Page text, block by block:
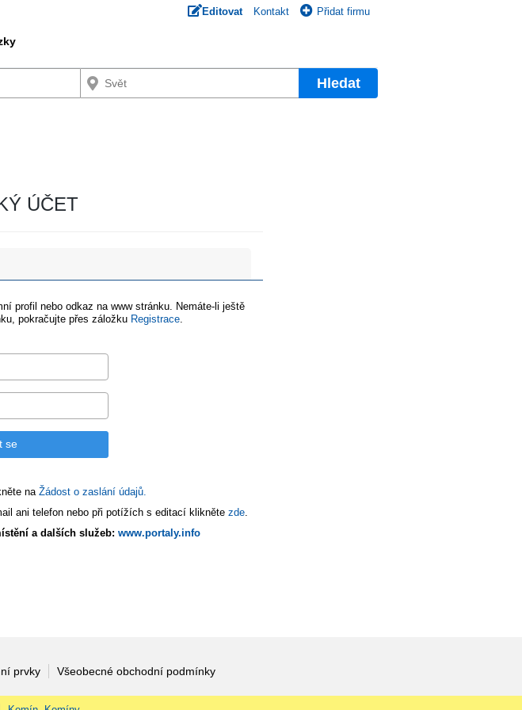
Editovat Kontakt Přidat firmu
Hledat
ÚČET
profil nebo odkaz na www stránku. Nemáte-li ještě
pokračujte přes záložku Registrace
na Žádost o zaslání údajů.
ani telefon nebo při potížích s editací klikněte zde
a dalších služeb: www.portaly.info
prvky Všeobecné obchodní podmínky